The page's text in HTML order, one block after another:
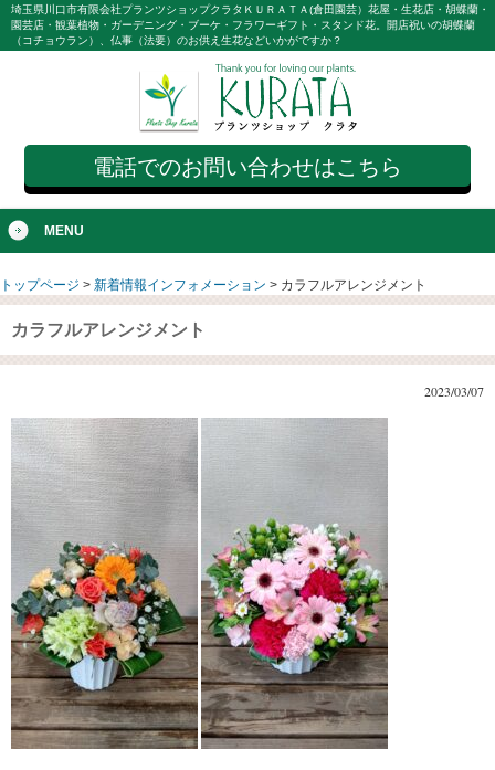
埼玉県川口市有限会社プランツショップクラタＫＵＲＡＴＡ(倉田園芸）花屋・生花店・胡蝶蘭・
園芸店・観葉植物・ガーデニング・ブーケ・フラワーギフト・スタンド花。開店祝いの胡蝶蘭
（コチョウラン）、仏事（法要）のお供え生花などいかがですか？
電話でのお問い合わせはこちら
MENU
トップページ > 新着情報インフォメーション > カラフルアレンジメント
カラフルアレンジメント
2023/03/07